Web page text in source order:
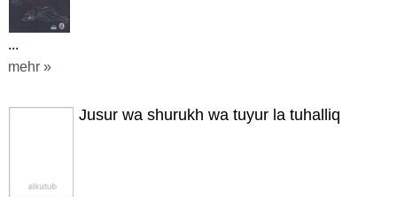
...
mehr »
Jusur wa shurukh wa tuyur la tuhalliq